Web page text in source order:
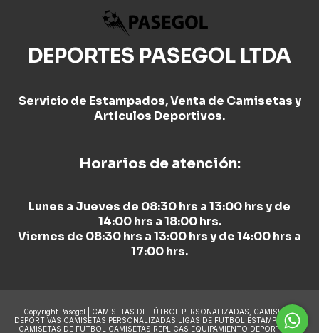
DEPORTES PASEGOL LTDA
Servicio de Estampados, Venta de Camisetas y
Artículos Deportivos.
Horarios de atención:
Lunes a Jueves de 08:30 hrs a 13:00 hrs y de
14:00 hrs a 18:00 hrs.
Viernes de 08:30 hrs a 13:00 hrs y de 14:00 hrs a
17:00 hrs.
Copyright Pasegol | CAMISETAS DE FÚTBOL PERSONALIZADAS, CAMISETAS
DEPORTIVAS CAMISETAS PERSONALIZADAS LIGAS DE FUTBOL ESTAMPADO DE
CAMISETAS DE FUTBOL CAMISETAS REPLICAS EQUIPAMIENTO DEPORTIVO y